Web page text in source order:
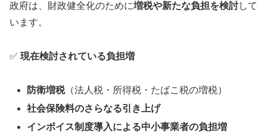
政府は、財政健全化のために増税や新たな負担を検討して
います。
✅ 現在検討されている負担増
防衛増税（法人税・所得税・たばこ税の増税）
社会保険料のさらなる引き上げ
インボイス制度導入による中小事業者の負担増